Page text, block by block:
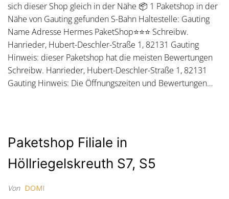
sich dieser Shop gleich in der Nähe 📦 1 Paketshop in der
Nähe von Gauting gefunden S-Bahn Haltestelle: Gauting
Name Adresse Hermes PaketShop⭐⭐⭐ Schreibw.
Hanrieder, Hubert-Deschler-Straße 1, 82131 Gauting
Hinweis: dieser Paketshop hat die meisten Bewertungen
Schreibw. Hanrieder, Hubert-Deschler-Straße 1, 82131
Gauting Hinweis: Die Öffnungszeiten und Bewertungen…
Paketshop Filiale in
Höllriegelskreuth S7, S5
Von DOMI